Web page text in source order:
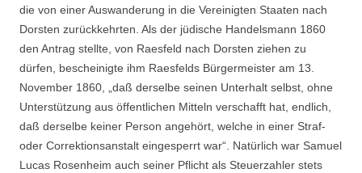
die von einer Auswanderung in die Vereinigten Staaten nach
Dorsten zurückkehrten. Als der jüdische Handelsmann 1860
den Antrag stellte, von Raesfeld nach Dorsten ziehen zu
dürfen, bescheinigte ihm Raesfelds Bürgermeister am 13.
November 1860, „daß derselbe seinen Unterhalt selbst, ohne
Unterstützung aus öffentlichen Mitteln verschafft hat, endlich,
daß derselbe keiner Person angehört, welche in einer Straf-
oder Correktionsanstalt eingesperrt war“. Natürlich war Samuel
Lucas Rosenheim auch seiner Pflicht als Steuerzahler stets